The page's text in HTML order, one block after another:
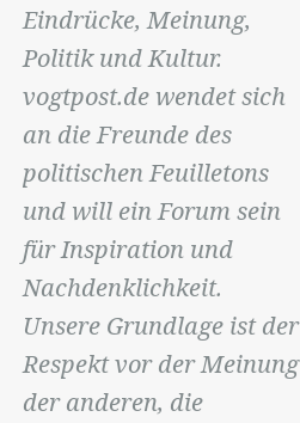
Eindrücke, Meinung,
Politik und Kultur.
vogtpost.de wendet sich
an die Freunde des
politischen Feuilletons
und will ein Forum sein
für Inspiration und
Nachdenklichkeit.
Unsere Grundlage ist der
Respekt vor der Meinung
der anderen, die